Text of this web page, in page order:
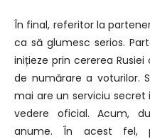
În final, referitor la
ca să glumesc serios.
inițieze prin cererea Rusiei
de numărare a voturilor. S
mai are un serviciu secret
vedere oficial. Acum,
anume.
În acest fel,